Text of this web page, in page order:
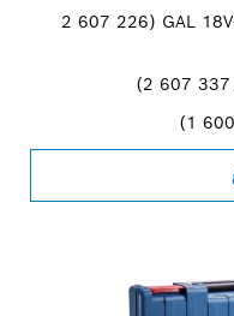
الشاحن السريع GAL 18V-40 Professional ‏(‎2 607 226